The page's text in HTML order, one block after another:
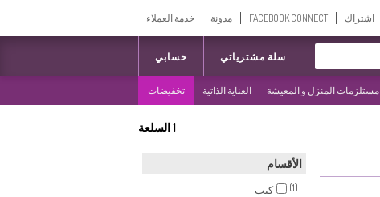
اشتراك FACEBOOK CONNECT مدونة خدمة العملاء
حسابي سلة مشترياتي
مستلزمات المنزل و المعيشة العناية الذاتية تخفيضات
1السلعة
الأقسام
كيب (1)